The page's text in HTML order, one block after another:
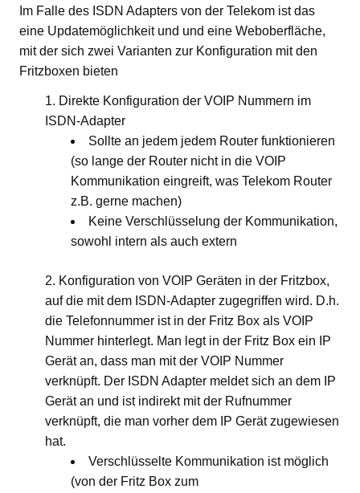
Im Falle des ISDN Adapters von der Telekom ist das
eine Updatemöglichkeit und und eine Weboberfläche,
mit der sich zwei Varianten zur Konfiguration mit den
Fritzboxen bieten
Direkte Konfiguration der VOIP Nummern im
ISDN-Adapter
Sollte an jedem jedem Router funktionieren
(so lange der Router nicht in die VOIP
Kommunikation eingreift, was Telekom Router
z.B. gerne machen)
Keine Verschlüsselung der Kommunikation,
sowohl intern als auch extern
Konfiguration von VOIP Geräten in der Fritzbox,
auf die mit dem ISDN-Adapter zugegriffen wird. D.h.
die Telefonnummer ist in der Fritz Box als VOIP
Nummer hinterlegt. Man legt in der Fritz Box ein IP
Gerät an, dass man mit der VOIP Nummer
verknüpft. Der ISDN Adapter meldet sich an dem IP
Gerät an und ist indirekt mit der Rufnummer
verknüpft, die man vorher dem IP Gerät zugewiesen
hat.
Verschlüsselte Kommunikation ist möglich
(von der Fritz Box zum